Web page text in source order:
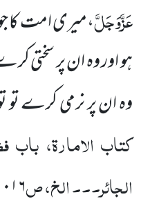
عَزَّوَجَلَّ،میری امت کا
ہو اور وہ ان پر سختی
وہ ان پر نرمی کرے تو
کتاب الامارۃ، باب
الجائر۔۔۔ الخ، ص